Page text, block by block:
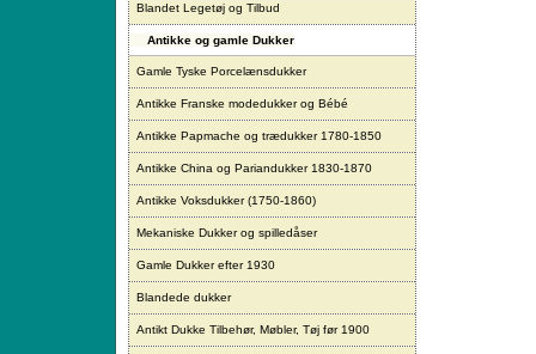
Blandet Legetøj og Tilbud
Antikke og gamle Dukker
Gamle Tyske Porcelænsdukker
Antikke Franske modedukker og Bébé
Antikke Papmache og trædukker 1780-1850
Antikke China og Pariandukker 1830-1870
Antikke Voksdukker (1750-1860)
Mekaniske Dukker og spilledåser
Gamle Dukker efter 1930
Blandede dukker
Antikt Dukke Tilbehør, Møbler, Tøj før 1900